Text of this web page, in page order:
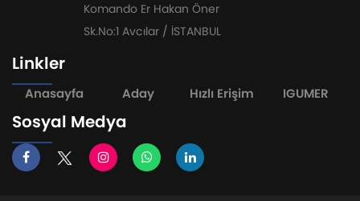
Komando Er Hakan Öner
Sk.No:1 Avcılar / İSTANBUL
Linkler
Anasayfa Aday Hızlı Erişim IGUMER
Sosyal Medya